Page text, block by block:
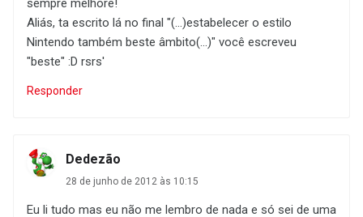
sempre melhore!
Aliás, ta escrito lá no final "(...)estabelecer o estilo
Nintendo também beste âmbito(...)" você escreveu
"beste" :D rsrs'
Responder
Dedezão
28 de junho de 2012 às 10:15
Eu li tudo mas eu não me lembro de nada e só sei de uma